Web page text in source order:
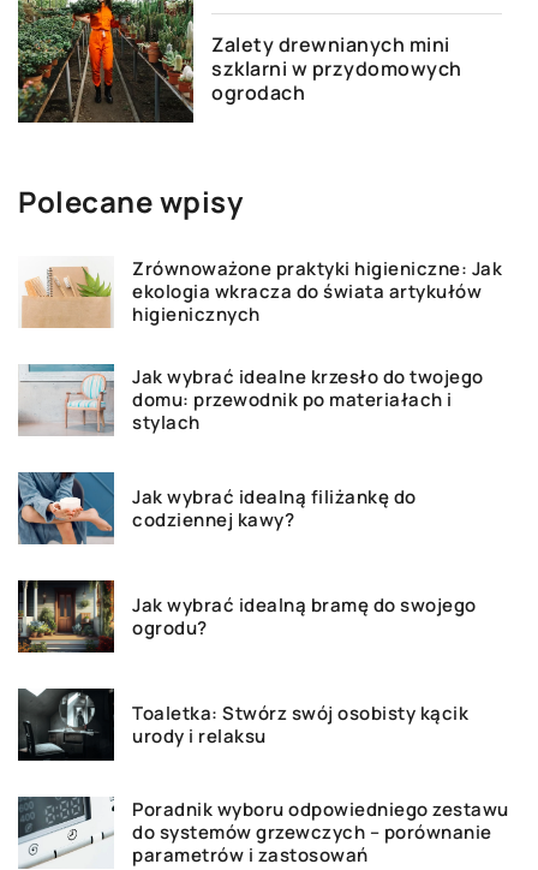
Zalety drewnianych mini
szklarni w przydomowych
ogrodach
Polecane wpisy
Zrównoważone praktyki higieniczne: Jak
ekologia wkracza do świata artykułów
higienicznych
Jak wybrać idealne krzesło do twojego
domu: przewodnik po materiałach i
stylach
Jak wybrać idealną filiżankę do
codziennej kawy?
Jak wybrać idealną bramę do swojego
ogrodu?
Toaletka: Stwórz swój osobisty kącik
urody i relaksu
Poradnik wyboru odpowiedniego zestawu
do systemów grzewczych – porównanie
parametrów i zastosowań